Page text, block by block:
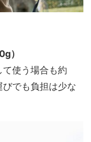
）
使う場合も約
でも負担は少な